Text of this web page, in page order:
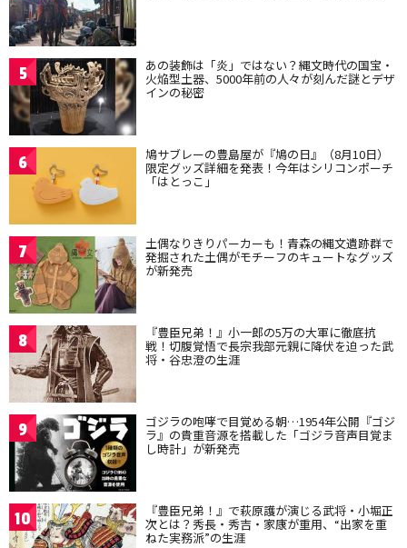
5 あの装飾は「炎」ではない？縄文時代の国宝・
火焔型土器、5000年前の人々が刻んだ謎とデザ
インの秘密
6 鳩サブレーの豊島屋が『鳩の日』（8月10日）
限定グッズ詳細を発表！今年はシリコンポーチ
「はとっこ」
7 土偶なりきりパーカーも！青森の縄文遺跡群で
発掘された土偶がモチーフのキュートなグッズ
が新発売
8 『豊臣兄弟！』小一郎の5万の大軍に徹底抗
戦！切腹覚悟で長宗我部元親に降伏を迫った武
将・谷忠澄の生涯
9 ゴジラの咆哮で目覚める朝…1954年公開『ゴジ
ラ』の貴重音源を搭載した「ゴジラ音声目覚ま
し時計」が新発売
10 『豊臣兄弟！』で萩原護が演じる武将・小堀正
次とは？秀長・秀吉・家康が重用、“出家を重
ねた実務派”の生涯